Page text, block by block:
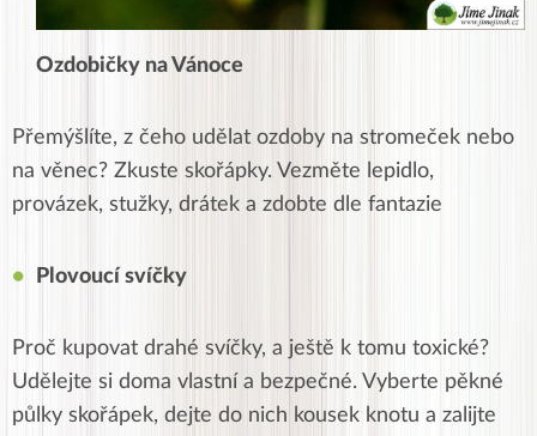
Ozdobičky na Vánoce
Přemýšlíte, z čeho udělat ozdoby na stromeček nebo
na věnec? Zkuste skořápky. Vezměte lepidlo,
provázek, stužky, drátek a zdobte dle fantazie
Plovoucí svíčky
Proč kupovat drahé svíčky, a ještě k tomu toxické?
Udělejte si doma vlastní a bezpečné. Vyberte pěkné
půlky skořápek, dejte do nich kousek knotu a zalijte